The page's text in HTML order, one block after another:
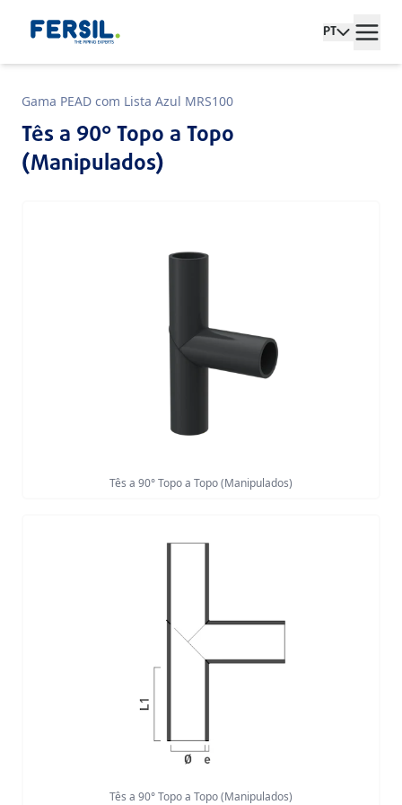
PT
Gama PEAD com Lista Azul MRS100
Tês a 90° Topo a Topo
(Manipulados)
Tês a 90° Topo a Topo (Manipulados)
Tês a 90° Topo a Topo (Manipulados)